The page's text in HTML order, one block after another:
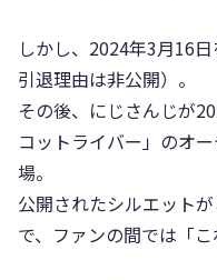
しかし、2024年3月16
引退理由は非公開）。
その後、にじさんじが
コットライバー」のオ
場。
公開されたシルエット
で、ファンの間では「